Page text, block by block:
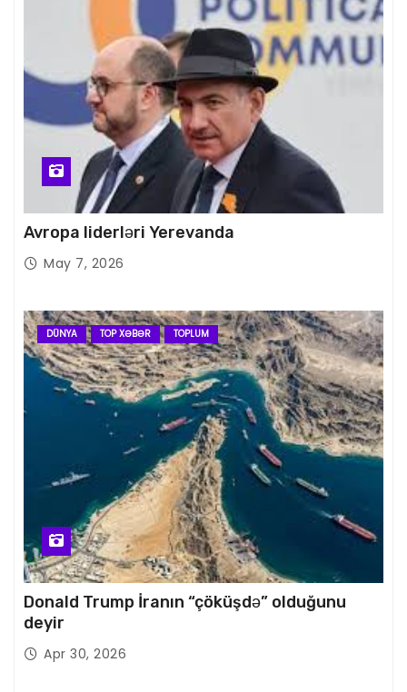
Avropa liderləri Yerevanda
May 7, 2026
DÜNYA TOP XƏBƏR TOPLUM
Donald Trump İranın “çöküşdə” olduğunu
deyir
Apr 30, 2026